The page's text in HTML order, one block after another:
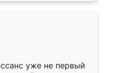
уже не первый